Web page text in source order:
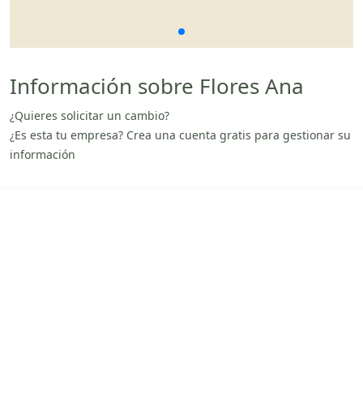
Información sobre Flores Ana
¿Quieres solicitar un cambio?
¿Es esta tu empresa? Crea una cuenta gratis para gestionar su
información